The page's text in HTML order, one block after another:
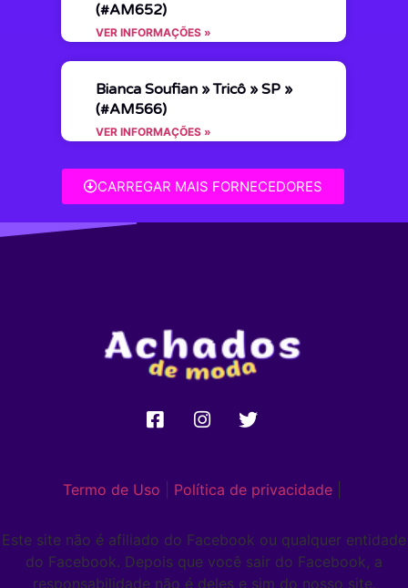
(#AM652)
VER INFORMAÇÕES »
Bianca Soufian » Tricô » SP »
(#AM566)
VER INFORMAÇÕES »
CARREGAR MAIS FORNECEDORES
Termo de Uso Política de privacidade|
Este site não é afiliado do Facebook ou qualquer entidade
do Facebook. Depois que você sair do Facebook, a
responsabilidade não é deles e sim do nosso site.